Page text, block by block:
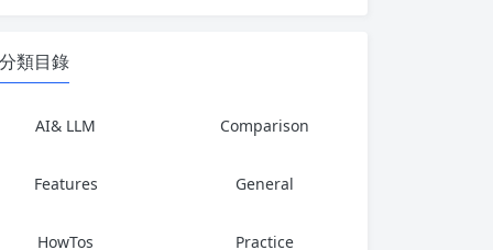
分類目錄
AI& LLM Comparison
Features General
HowTos Practice